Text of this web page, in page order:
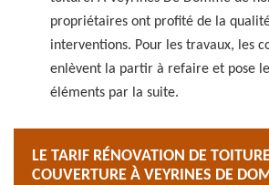
propriétaires ont profité de la
interventions. Pour les travaux, les
enlèvent la partir à refaire et pose
éléments par la suite.
LE TARIF RÉNOVATION DE
COUVERTURE À VEYRINES DE